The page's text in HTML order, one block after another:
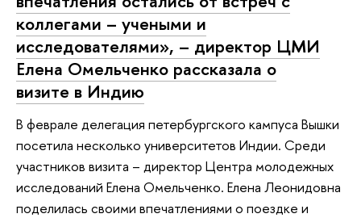
коллегами – учеными и
исследователями», – директор ЦМИ
Елена Омельченко рассказала о
визите в Индию
В феврале делегация петербургского кампуса Вышки
посетила несколько университетов Индии. Среди
участников визита – директор Центра молодежных
исследований Елена Омельченко. Елена Леонидовна
поделилась своими впечатлениями о поездке и